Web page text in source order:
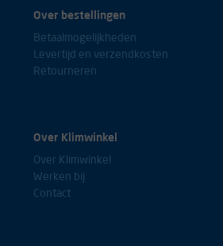
Over bestellingen
Betaalmogelijkheden
Levertijd en verzendkosten
Retourneren
Over Klimwinkel
Over Klimwinkel
Werken bij
Contact